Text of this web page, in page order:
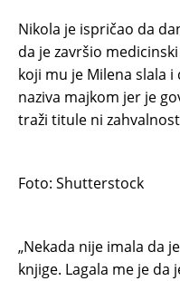
Nikola je ispričao da
da je završio
koji mu je Milena slala
naziva majkom jer je
traži titule ni
Foto: Shutterstock
„Nekada nije imala da
knjige. Lagala me je